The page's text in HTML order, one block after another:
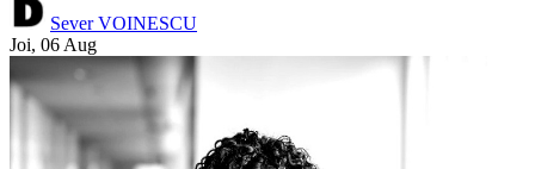
Sever VOINESCU
Joi, 06 Aug